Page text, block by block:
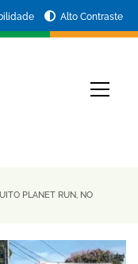
Alto Contraste
PLANET RUN, NO